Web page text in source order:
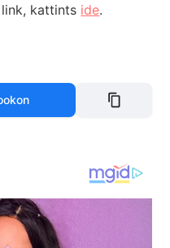
kattints ide.